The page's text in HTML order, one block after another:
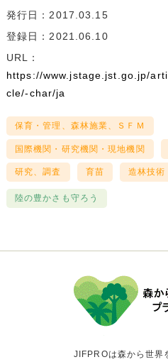
発行日：2017.03.15
登録日：2021.06.10
URL：
https://www.jstage.jst.go.jp/
cle/-char/ja
保育・管理、森林施業、ＳＦＭ
国際機関・研究機関・現地機関
研究、調査 育苗 造林技術
陸の豊かさも守ろう
JIFPROは森から世界